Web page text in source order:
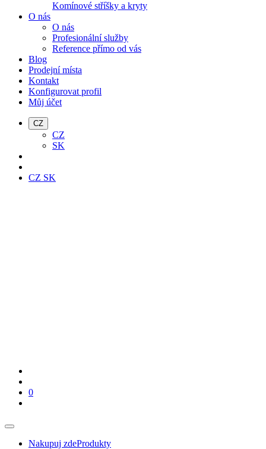
Komínové stříšky a kryty
O nás
O nás
Profesionální služby
Reference přímo od vás
Blog
Prodejní místa
Kontakt
Konfigurovat profil
Můj účet
CZ
CZ
SK
CZ SK
0
Nakupuj zdeProdukty